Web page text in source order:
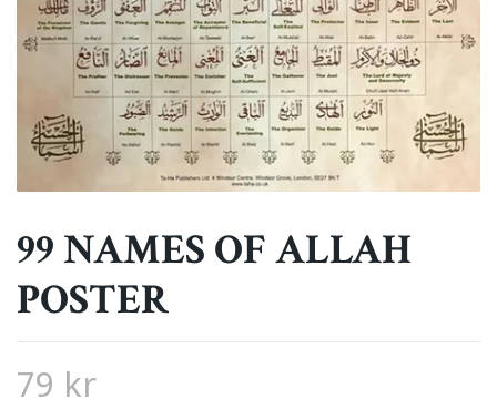
99 NAMES OF ALLAH
POSTER
79 kr